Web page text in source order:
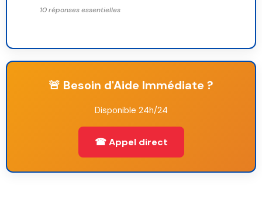
10 réponses essentielles
🚨 Besoin d'Aide Immédiate ?
Disponible 24h/24
☎ Appel direct